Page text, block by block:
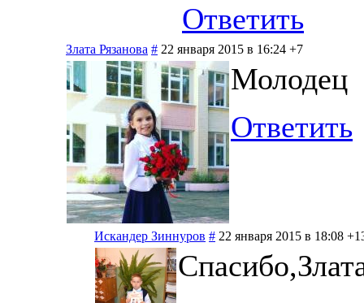
Ответить
Злата Рязанова # 22 января 2015 в 16:24 +7
Молодец
Ответить
Искандер Зиннуров # 22 января 2015 в 18:08